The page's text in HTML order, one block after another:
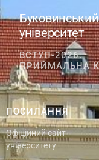
ПОСИЛАННЯ
Офіційний сайт
університету
університет
ВСТУП-2026.
ПРИЙМАЛЬНА